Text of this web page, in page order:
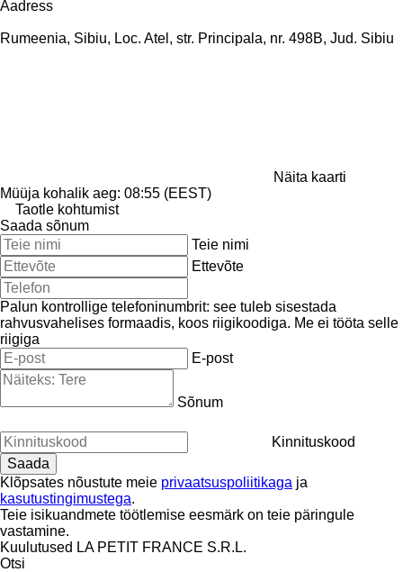
Aadress
Rumeenia, Sibiu, Loc. Atel, str. Principala, nr. 498B, Jud. Sibiu
Näita kaarti
Müüja kohalik aeg: 08:55 (EEST)
Taotle kohtumist
Saada sõnum
Teie nimi
Ettevõte
Palun kontrollige telefoninumbrit: see tuleb sisestada
rahvusvahelises formaadis, koos riigikoodiga. Me ei tööta selle
riigiga
E-post
Sõnum
Kinnituskood
Klõpsates nõustute meie privaatsuspoliitikaga ja
kasutustingimustega.
Teie isikuandmete töötlemise eesmärk on teie päringule
vastamine.
Kuulutused LA PETIT FRANCE S.R.L.
Otsi